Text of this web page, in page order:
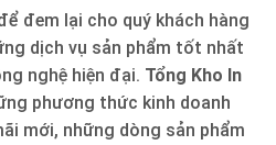
đem lại cho quý khách hàng
dịch vụ sản phẩm tốt nhất
nghệ hiện đại. Tổng Kho In
phương thức kinh doanh
mới, những dòng sản phẩm